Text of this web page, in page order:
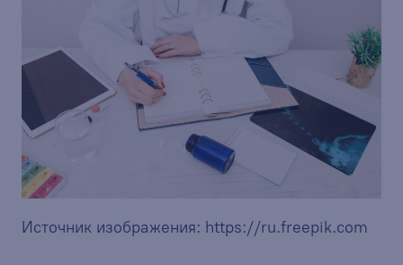
Источник изображения: https://ru.freepik.com